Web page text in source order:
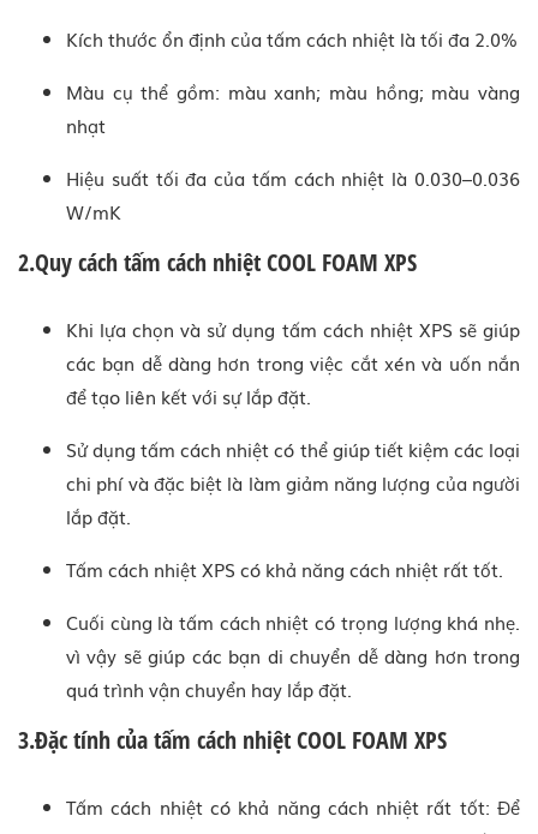
Kích thước ổn định của tấm cách nhiệt là tối đa 2.0%
Màu cụ thể gồm: màu xanh; màu hồng; màu vàng
nhạt
Hiệu suất tối đa của tấm cách nhiệt là 0.030–0.036
W/mK
2.Quy cách tấm cách nhiệt COOL FOAM XPS
Khi lựa chọn và sử dụng tấm cách nhiệt XPS sẽ giúp
các bạn dễ dàng hơn trong việc cắt xén và uốn nắn
để tạo liên kết với sự lắp đặt.
Sử dụng tấm cách nhiệt có thể giúp tiết kiệm các loại
chi phí và đặc biệt là làm giảm năng lượng của người
lắp đặt.
Tấm cách nhiệt XPS có khả năng cách nhiệt rất tốt.
Cuối cùng là tấm cách nhiệt có trọng lượng khá nhẹ.
vì vậy sẽ giúp các bạn di chuyển dễ dàng hơn trong
quá trình vận chuyển hay lắp đặt.
3.Đặc tính của tấm cách nhiệt COOL FOAM XPS
Tấm cách nhiệt có khả năng cách nhiệt rất tốt: Để